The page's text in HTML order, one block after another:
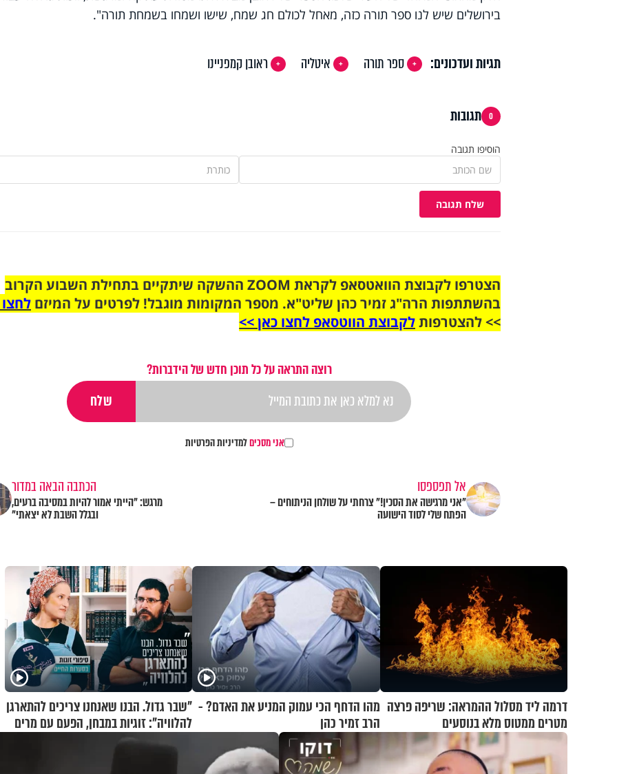
בירושלים שיש לנו ספר תורה כזה, מאחל לכולם חג שמח, שישו ושמחו בשמחת תורה".
תגיות ועדכונים: ספר תורה איטליה ראובן קמפניינו
0 תגובות
הוסיפו תגובה
שלח תגובה
הצטרפו לקבוצת הוואטסאפ לקראת ZOOM ההשקה שיתקיים בתחילת השבוע הקרוב
בהשתתפות הרה"ג זמיר כהן שליט"א. מספר המקומות מוגבל! לפרטים על המיזם
>> להצטרפותלקבוצת הווטסאפ לחצו כאן >>
רוצה התראה על כל תוכן חדש של הידברות?
אני מסכיםלמדיניות הפרטיות
אל תפספסו
"אני מרגישה את הסכין!" צרחתי על שולחן הניתוחים –
הפתח שלי לסוד הישועה
הכתבה הבאה במדור
מרגש: "הייתי אמור להיות במסיבה ברעים,
ובגלל השבת לא יצאתי"
דרמה ליד מסלול ההמראה: שריפה פרצה
מטרים ממטוס מלא בנוסעים
מהו הדחף הכי עמוק המניע את האדם? -
הרב זמיר כהן
"שבר גדול. הבנו שאנחנו צריכים להתארגן
להלוויה": זוגיות במבחן, הפעם עם מרים